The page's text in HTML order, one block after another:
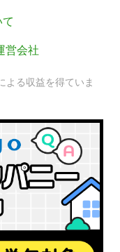
営会社
よる収益を得ていま